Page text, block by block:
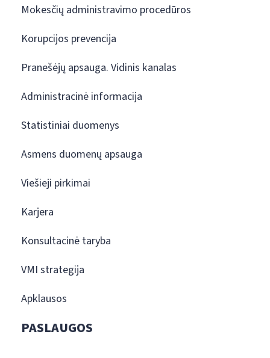
Mokesčių administravimo procedūros
Korupcijos prevencija
Pranešėjų apsauga. Vidinis kanalas
Administracinė informacija
Statistiniai duomenys
Asmens duomenų apsauga
Viešieji pirkimai
Karjera
Konsultacinė taryba
VMI strategija
Apklausos
PASLAUGOS